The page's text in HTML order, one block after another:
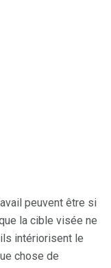
peuvent être si
la cible visée ne
intériorisent le
chose de